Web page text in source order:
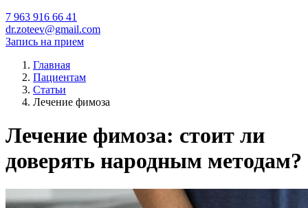
7 963 916 66 41
dr.zoteev@gmail.com
Запись на прием
Главная
Пациентам
Статьи
Лечение фимоза
Лечение фимоза: стоит ли
доверять народным методам?